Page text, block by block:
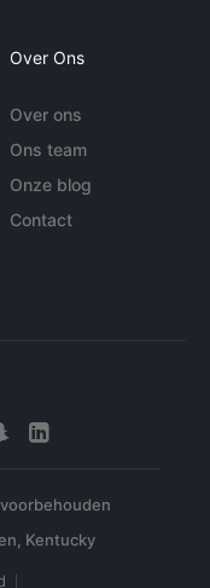
Over Ons
Over ons
Ons team
Onze blog
Contact